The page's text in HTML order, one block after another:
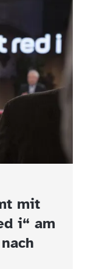
mit
i“ am